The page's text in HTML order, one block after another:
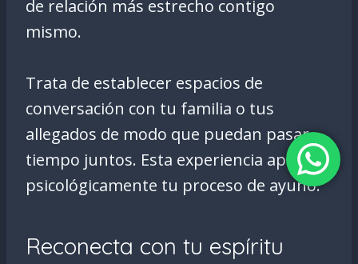
de relación más estrecho contigo
mismo.
Trata de establecer espacios de
conversación con tu familia o tus
allegados de modo que puedan pasar
tiempo juntos. Esta experiencia apoya
psicológicamente tu proceso de ayuno.
Reconecta con tu espíritu